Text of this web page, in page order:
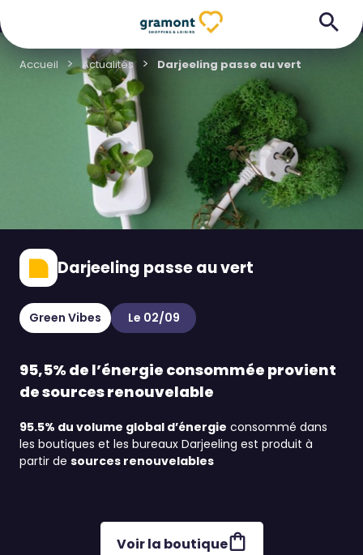
Accueil Actualités Darjeeling passe au vert
Darjeeling passe au vert
Green Vibes Le 02/09
95,5% de l’énergie consommée provient
de sources renouvelable
95.5% du volume global d’énergie consommé dans
les boutiques et les bureaux Darjeeling est produit à
partir de sources renouvelables
Voir la boutique